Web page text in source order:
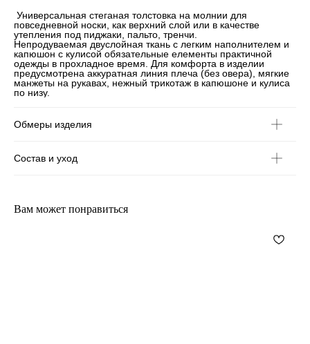
Универсальная стеганая толстовка на молнии для
повседневной носки, как верхний слой или в качестве
утепления под пиджаки, пальто, тренчи.
Непродуваемая двуслойная ткань с легким наполнителем и
капюшон с кулисой обязательные елементы практичной
одежды в прохладное время. Для комфорта в изделии
предусмотрена аккуратная линия плеча (без овера), мягкие
манжеты на рукавах, нежный трикотаж в капюшоне и кулиса
по низу.
Обмеры изделия
Состав и уход
Вам может понравиться